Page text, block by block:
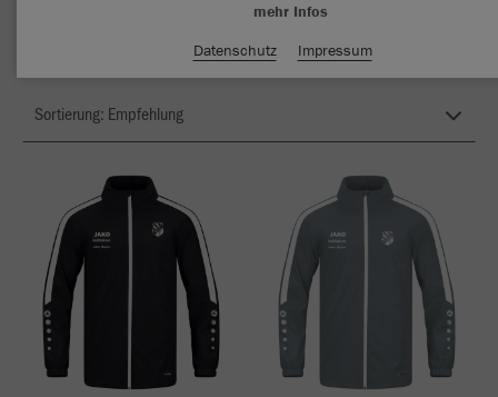
mehr Infos
Datenschutz
Impressum